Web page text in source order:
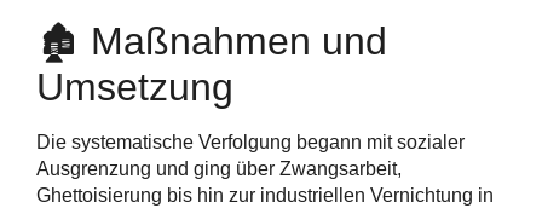
🏚️ Maßnahmen und
Umsetzung
Die systematische Verfolgung begann mit sozialer
Ausgrenzung und ging über Zwangsarbeit,
Ghettoisierung bis hin zur industriellen Vernichtung in